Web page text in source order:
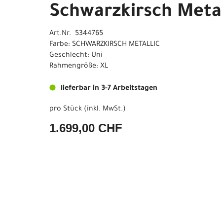
Schwarzkirsch
Art.Nr. 5344765
Farbe: SCHWARZKIRSCH METALLIC
Geschlecht: Uni
Rahmengröße: XL
lieferbar in 3-7 Arbeitstagen
pro Stück (inkl. MwSt.)
1.699,00 CHF